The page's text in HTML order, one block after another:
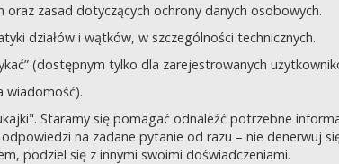
zasad dotyczących ochrony danych osobowych.
działów i wątków, w szczególności technicznych.
(dostępnym tylko dla zarejestrowanych
wiadomość).
Staramy się pomagać odnaleźć potrzebne
na zadane pytanie od razu – nie denerwuj
podziel się z innymi swoimi doświadczeniami.